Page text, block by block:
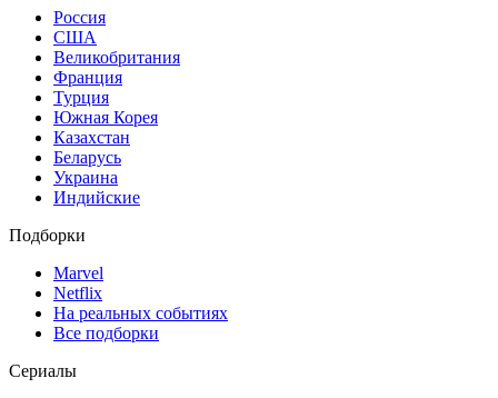
Россия
США
Великобритания
Франция
Турция
Южная Корея
Казахстан
Беларусь
Украина
Индийские
Подборки
Marvel
Netflix
На реальных событиях
Все подборки
Сериалы